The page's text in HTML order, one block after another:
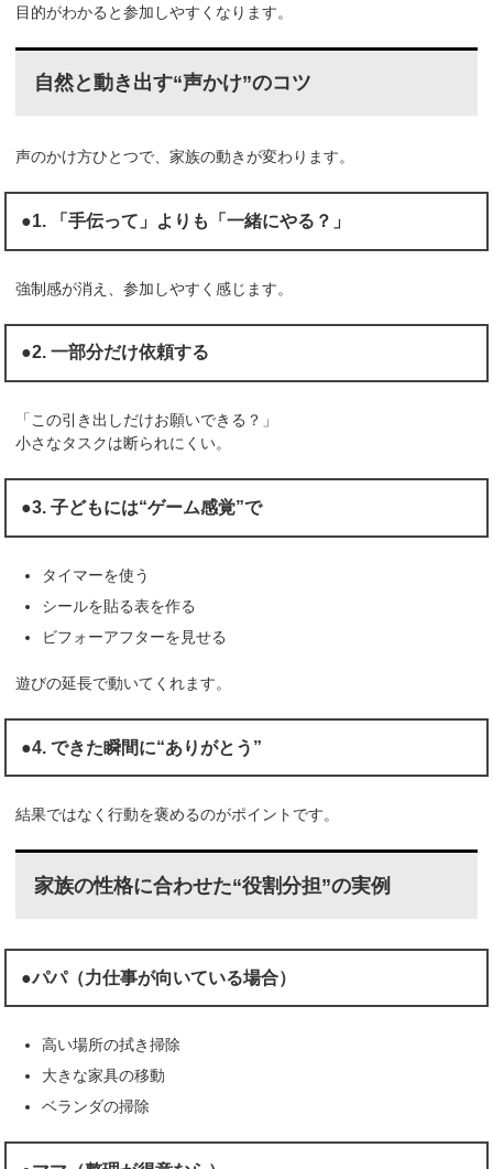
目的がわかると参加しやすくなります。
自然と動き出す“声かけ”のコツ
声のかけ方ひとつで、家族の動きが変わります。
●1. 「手伝って」よりも「一緒にやる？」
強制感が消え、参加しやすく感じます。
●2. 一部分だけ依頼する
「この引き出しだけお願いできる？」
小さなタスクは断られにくい。
●3. 子どもには“ゲーム感覚”で
タイマーを使う
シールを貼る表を作る
ビフォーアフターを見せる
遊びの延長で動いてくれます。
●4. できた瞬間に“ありがとう”
結果ではなく行動を褒めるのがポイントです。
家族の性格に合わせた“役割分担”の実例
●パパ（力仕事が向いている場合）
高い場所の拭き掃除
大きな家具の移動
ベランダの掃除